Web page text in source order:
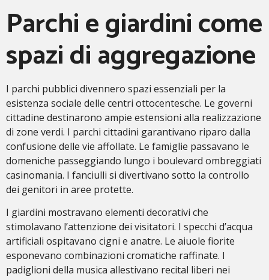
Parchi e giardini come
spazi di aggregazione
I parchi pubblici divennero spazi essenziali per la
esistenza sociale delle centri ottocentesche. Le governi
cittadine destinarono ampie estensioni alla realizzazione
di zone verdi. I parchi cittadini garantivano riparo dalla
confusione delle vie affollate. Le famiglie passavano le
domeniche passeggiando lungo i boulevard ombreggiati
casinomania. I fanciulli si divertivano sotto la controllo
dei genitori in aree protette.
I giardini mostravano elementi decorativi che
stimolavano l’attenzione dei visitatori. I specchi d’acqua
artificiali ospitavano cigni e anatre. Le aiuole fiorite
esponevano combinazioni cromatiche raffinate. I
padiglioni della musica allestivano recital liberi nei